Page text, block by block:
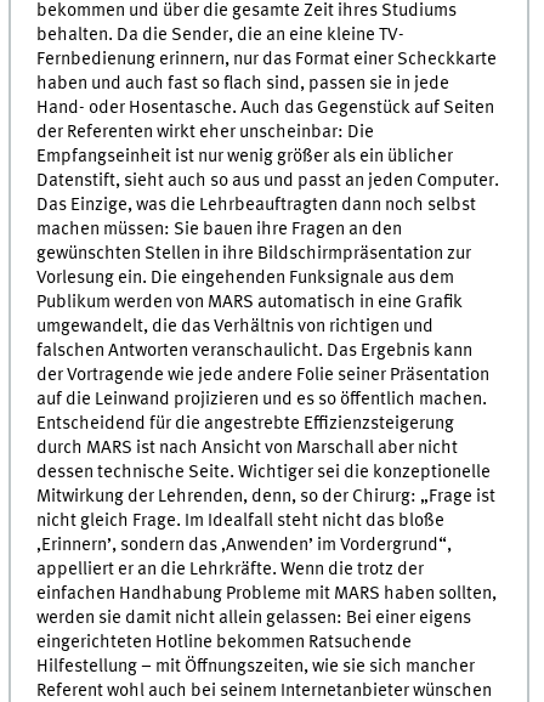
bekommen und über die gesamte Zeit ihres Studiums
behalten. Da die Sender, die an eine kleine TV-
Fernbedienung erinnern, nur das Format einer Scheckkarte
haben und auch fast so flach sind, passen sie in jede
Hand- oder Hosentasche. Auch das Gegenstück auf Seiten
der Referenten wirkt eher unscheinbar: Die
Empfangseinheit ist nur wenig größer als ein üblicher
Datenstift, sieht auch so aus und passt an jeden Computer.
Das Einzige, was die Lehrbeauftragten dann noch selbst
machen müssen: Sie bauen ihre Fragen an den
gewünschten Stellen in ihre Bildschirmpräsentation zur
Vorlesung ein. Die eingehenden Funksignale aus dem
Publikum werden von MARS automatisch in eine Grafik
umgewandelt, die das Verhältnis von richtigen und
falschen Antworten veranschaulicht. Das Ergebnis kann
der Vortragende wie jede andere Folie seiner Präsentation
auf die Leinwand projizieren und es so öffentlich machen.
Entscheidend für die angestrebte Effizienzsteigerung
durch MARS ist nach Ansicht von Marschall aber nicht
dessen technische Seite. Wichtiger sei die konzeptionelle
Mitwirkung der Lehrenden, denn, so der Chirurg: „Frage ist
nicht gleich Frage. Im Idealfall steht nicht das bloße
‚Erinnern’, sondern das ‚Anwenden’ im Vordergrund“,
appelliert er an die Lehrkräfte. Wenn die trotz der
einfachen Handhabung Probleme mit MARS haben sollten,
werden sie damit nicht allein gelassen: Bei einer eigens
eingerichteten Hotline bekommen Ratsuchende
Hilfestellung – mit Öffnungszeiten, wie sie sich mancher
Referent wohl auch bei seinem Internetanbieter wünschen